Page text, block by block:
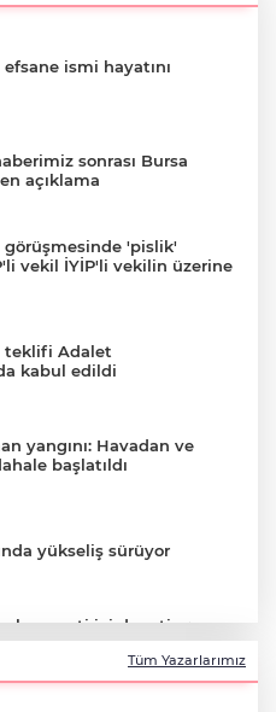
efsane ismi hayatını
sonrası Bursa
açıklama
görüşmesinde 'pislik'
vekil İYİP'li vekilin üzerine
teklifi Adalet
kabul edildi
yangını: Havadan ve
başlatıldı
yükseliş sürüyor
parti içi denetim:
olmayanlar da
Tüm Yazarlarımız